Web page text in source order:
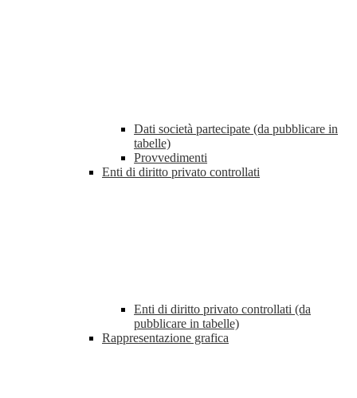
Dati società partecipate (da pubblicare in
tabelle)
Provvedimenti
Enti di diritto privato controllati
Enti di diritto privato controllati (da
pubblicare in tabelle)
Rappresentazione grafica